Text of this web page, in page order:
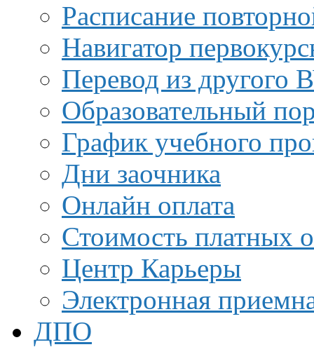
Расписание
Навигатор
Перевод из другого
Образовательный
График учебного
Дни заочника
Онлайн оплата
Стоимость платных
Центр Карьеры
Электронная
ДПО